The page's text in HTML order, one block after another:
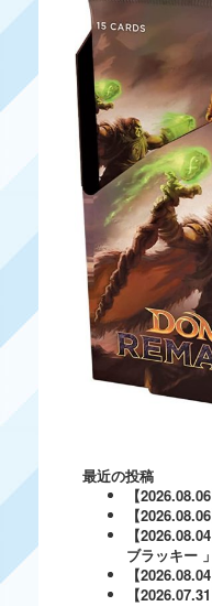
最近の投稿
【
【
【
ブラッキー 」
【
【